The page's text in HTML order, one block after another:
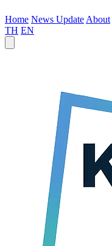
Home News Update About
TH EN